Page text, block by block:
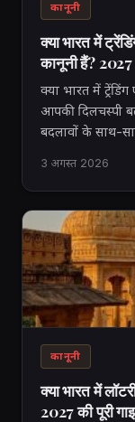
कानूनी
क्या भारत में
कानूनी हैं? 2027
क्या भारत में
आपकी दिलचस्पी
बदलावों के साथ-
3 अगस्त 2026
कानूनी
क्या भारत में
2027 की पूरी